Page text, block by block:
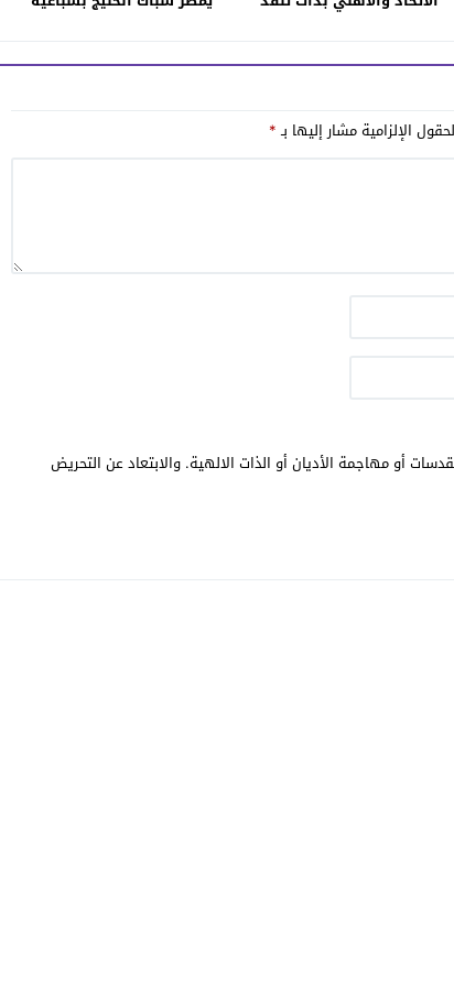
الإلزامية مشار إليها بـ*
أو مهاجمة الأديان أو الذات الالهية. والابتعاد عن التحريض